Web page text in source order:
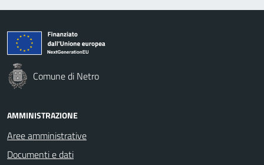
Comune di Netro
AMMINISTRAZIONE
Aree amministrative
Documenti e dati